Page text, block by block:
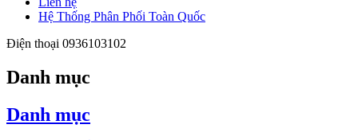
Hệ Thống Phân Phối Toàn Quốc
Điện thoại 0936103102
Danh mục
Danh mục